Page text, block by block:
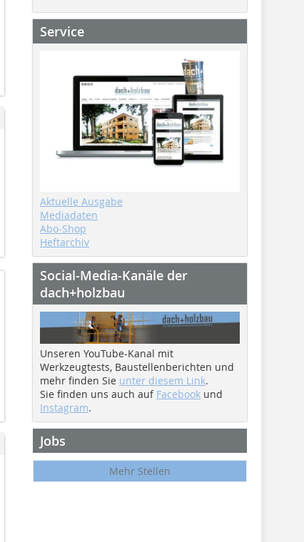
Service
Aktuelle Ausgabe
Mediadaten
Abo-Shop
Heftarchiv
Social-Media-Kanäle der
dach+holzbau
Unseren YouTube-Kanal mit
Werkzeugtests, Baustellenberichten und
mehr finden Sie unter diesem Link.
Sie finden uns auch auf Facebook und
Instagram.
Jobs
Mehr Stellen